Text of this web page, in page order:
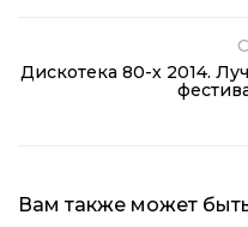
Дискотека 80-х 2014.
Вам также может